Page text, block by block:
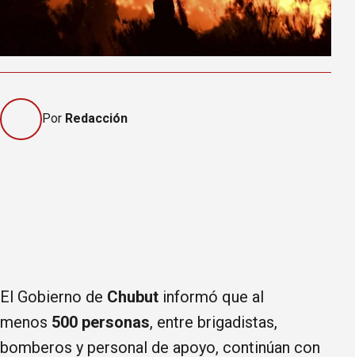
Por Redacción
El Gobierno de Chubut informó que al
menos 500 personas, entre brigadistas,
bomberos y personal de apoyo, continúan con